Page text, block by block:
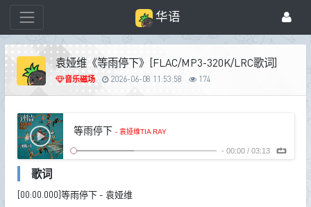
华语
袁娅维《等雨停下》[FLAC/MP3-320K/LRC歌词]
音乐磁场 2026-06-08 11:53:58 174
等雨停下 - 袁娅维TIA RAY
- 00:00/ 03:13
歌词
[00:00.000]等雨停下 - 袁娅维